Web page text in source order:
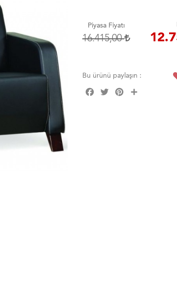
Piyasa Fiyatı
16.415,00
Bu ürünü paylaşın :
FacebookTwitterPinterest